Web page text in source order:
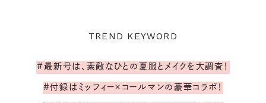
TREND KEYWORD
#最新号は、素敵なひとの夏服とメイクを大調査！
#付録はミッフィー×コールマンの豪華コラボ！